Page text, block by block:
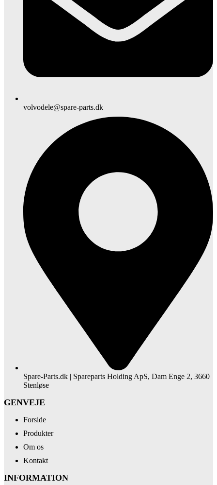
volvodele@spare-parts.dk
Spare-Parts.dk | Spareparts Holding ApS, Dam Enge 2, 3660
Stenløse
GENVEJE
Forside
Produkter
Om os
Kontakt
INFORMATION